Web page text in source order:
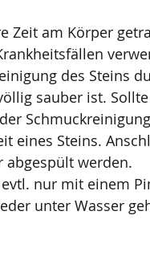
Zeit am Körper
des Steins
sauber ist.
eines Steins.
abgespült werden.
nur mit einem
unter Wasser